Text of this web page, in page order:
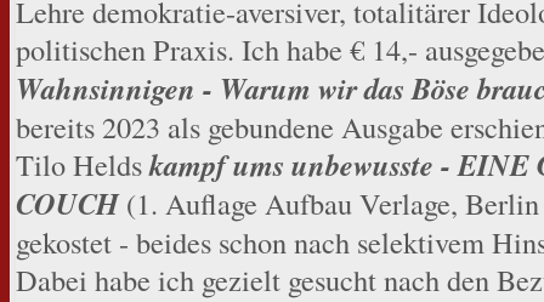
Lehre demokratie-aversiver, totalitärer
politischen Praxis. Ich habe € 14,-
Wahnsinnigen - Warum wir das Böse
bereits 2023 als gebundene Ausgabe
Tilo Heldskampf ums unbewusste -
COUCH (1. Auflage Aufbau Verlage,
gekostet - beides schon nach selektivem
Dabei habe ich gezielt gesucht nach den